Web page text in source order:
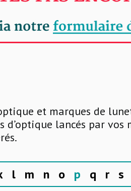
et marques de
lancés par vos
l m n o p q r s